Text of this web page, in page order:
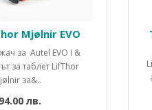
Mjølnir EVO
за Autel EVO I &
за таблет LifThor
за&..
лв.